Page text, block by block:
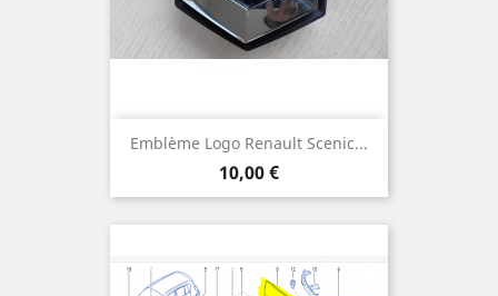
Emblème Logo Renault Scenic...
Prix
10,00 €